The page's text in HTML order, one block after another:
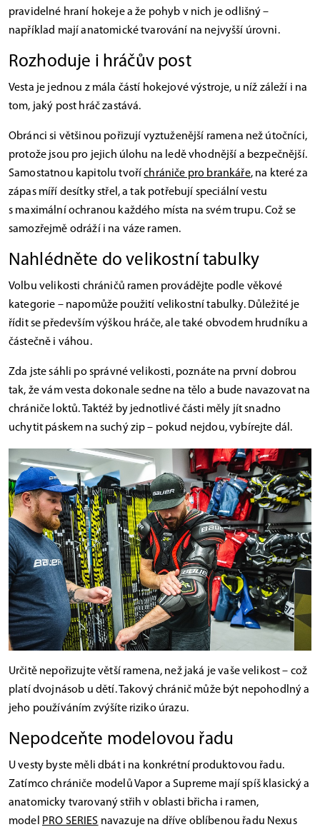
pravidelné hraní hokeje a že pohyb v nich je odlišný –
například mají anatomické tvarování na nejvyšší úrovni.
Rozhoduje i hráčův post
Vesta je jednou z mála částí hokejové výstroje, u níž záleží i na
tom, jaký post hráč zastává.
Obránci si většinou pořizují vyztuženější ramena než útočníci,
protože jsou pro jejich úlohu na ledě vhodnější a bezpečnější.
Samostatnou kapitolu tvoříchrániče pro brankáře, na které za
zápas míří desítky střel, a tak potřebují speciální vestu
s maximální ochranou každého místa na svém trupu. Což se
samozřejmě odráží i na váze ramen.
Nahlédněte do velikostní tabulky
Volbu velikosti chráničů ramen provádějte podle věkové
kategorie – napomůže použití velikostní tabulky. Důležité je
řídit se především výškou hráče, ale také obvodem hrudníku a
částečně i váhou.
Zda jste sáhli po správné velikosti, poznáte na první dobrou
tak, že vám vesta dokonale sedne na tělo a bude navazovat na
chrániče loktů. Taktéž by jednotlivé části měly jít snadno
uchytit páskem na suchý zip – pokud nejdou, vybírejte dál.
Určitě nepořizujte větší ramena, než jaká je vaše velikost – což
platí dvojnásob u dětí. Takový chránič může být nepohodlný a
jeho používáním zvýšíte riziko úrazu.
Nepodceňte modelovou řadu
U vesty byste měli dbát i na konkrétní produktovou řadu.
Zatímco chrániče modelů Vapor a Supreme mají spíš klasický a
anatomicky tvarovaný střih v oblasti břicha i ramen,
model
PRO SERIES navazuje na dříve oblíbenou řadu Nexus